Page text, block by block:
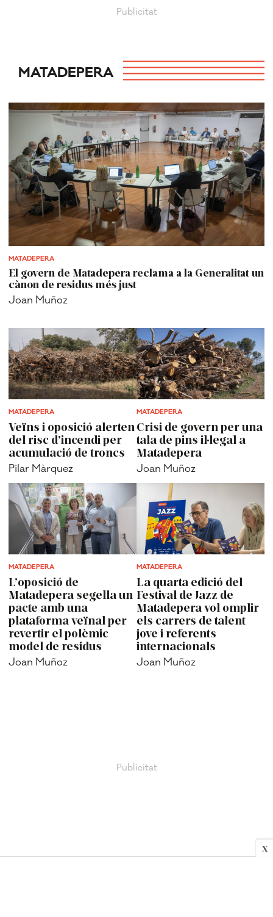
X
MATADEPERA
MATADEPERA
El govern de Matadepera reclama a la Generalitat un
cànon de residus més just
Joan Muñoz
MATADEPERA
Veïns i oposició alerten
del risc d’incendi per
acumulació de troncs
Pilar Màrquez
MATADEPERA
Crisi de govern per una
tala de pins il·legal a
Matadepera
Joan Muñoz
MATADEPERA
L’oposició de
Matadepera segella un
pacte amb una
plataforma veïnal per
revertir el polèmic
model de residus
Joan Muñoz
MATADEPERA
La quarta edició del
Festival de Jazz de
Matadepera vol omplir
els carrers de talent
jove i referents
internacionals
Joan Muñoz